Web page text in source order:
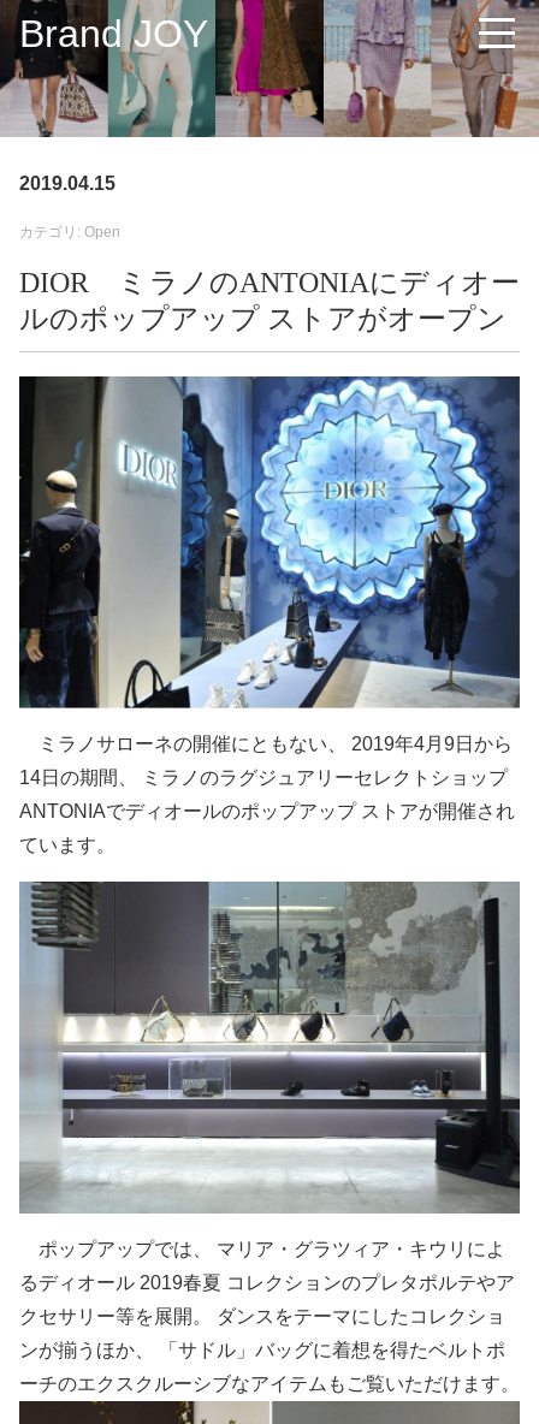
Brand JOY
2019.04.15
カテゴリ: Open
DIOR ミラノのANTONIAにディオー
ルのポップアップ ストアがオープン
ミラノサローネの開催にともない、 2019年4月9日から
14日の期間、 ミラノのラグジュアリーセレクトショップ
ANTONIAでディオールのポップアップ ストアが開催され
ています。
ポップアップでは、 マリア・グラツィア・キウリによ
るディオール 2019春夏 コレクションのプレタポルテやア
クセサリー等を展開。 ダンスをテーマにしたコレクショ
ンが揃うほか、 「サドル」バッグに着想を得たベルトポ
ーチのエクスクルーシブなアイテムもご覧いただけます。